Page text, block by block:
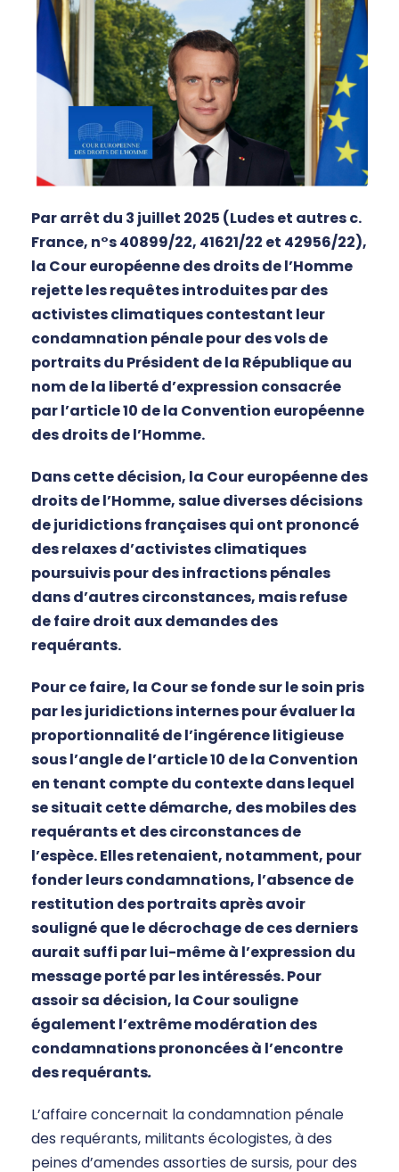
Par arrêt du 3 juillet 2025 (Ludes et autres c.
France, n°s 40899/22, 41621/22 et 42956/22),
la Cour européenne des droits de l’Homme
rejette les requêtes introduites par des
activistes climatiques contestant leur
condamnation pénale pour des vols de
portraits du Président de la République au
nom de la liberté d’expression consacrée
par l’article 10 de la Convention européenne
des droits de l’Homme.
Dans cette décision, la Cour européenne des
droits de l’Homme, salue diverses décisions
de juridictions françaises qui ont prononcé
des relaxes d’activistes climatiques
poursuivis pour des infractions pénales
dans d’autres circonstances, mais refuse
de faire droit aux demandes des
requérants.
Pour ce faire, la Cour se fonde sur le soin pris
par les juridictions internes pour évaluer la
proportionnalité de l’ingérence litigieuse
sous l’angle de l’article 10 de la Convention
en tenant compte du contexte dans lequel
se situait cette démarche, des mobiles des
requérants et des circonstances de
l’espèce. Elles retenaient, notamment, pour
fonder leurs condamnations, l’absence de
restitution des portraits après avoir
souligné que le décrochage de ces derniers
aurait suffi par lui-même à l’expression du
message porté par les intéressés. Pour
assoir sa décision, la Cour souligne
également l’extrême modération des
condamnations prononcées à l’encontre
des requérants.
L’affaire concernait la condamnation pénale
des requérants, militants écologistes, à des
peines d’amendes assorties de sursis, pour des